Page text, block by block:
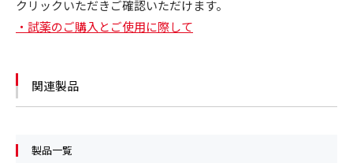
クリックいただきご確認いただけます。
・試薬のご購入とご使用に際して
関連製品
製品一覧